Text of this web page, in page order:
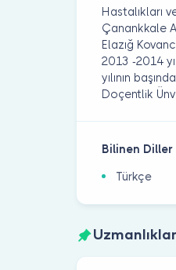
Hastalıkları
Çanankkale
Elazığ
2013 -2014
yılının
Doçentlik
Bilinen Diller
Türkçe
Uzmanlıklar